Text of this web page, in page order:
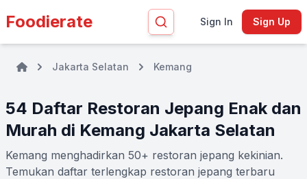
Foodierate Sign In Sign Up
Jakarta Selatan Kemang
54 Daftar Restoran Jepang Enak dan
Murah di Kemang Jakarta Selatan
Kemang menghadirkan 50+ restoran jepang kekinian.
Temukan daftar terlengkap restoran jepang terbaru